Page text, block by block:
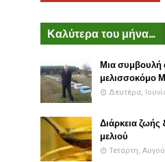
Καλύτερα του μήνα...
Μια συμβουλή
μελισσοκόμο
Δευτέρα,
Διάρκεια
μελιού
Τετάρτη,